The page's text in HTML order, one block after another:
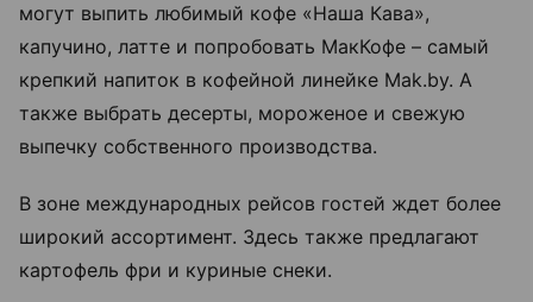
могут выпить любимый кофе «Наша Кава»,
капучино, латте и попробовать МакКофе – самый
крепкий напиток в кофейной линейке Mak.by. А
также выбрать десерты, мороженое и свежую
выпечку собственного производства.
В зоне международных рейсов гостей ждет более
широкий ассортимент. Здесь также предлагают
картофель фри и куриные снеки.